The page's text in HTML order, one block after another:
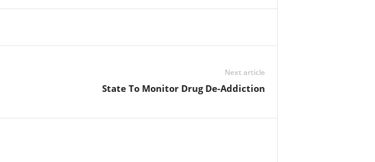
Next article
State To Monitor Drug De-Addiction